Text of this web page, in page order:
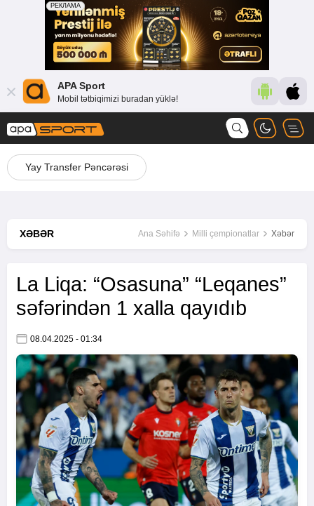
APA Sport
Mobil tətbiqimizi buradan yüklə!
Yay Transfer Pəncərəsi
XƏBƏR Ana Səhifə Milli çempionatlar Xəbər
La Liqa: “Osasuna” “Leqanes”
səfərindən 1 xalla qayıdıb
08.04.2025 - 01:34